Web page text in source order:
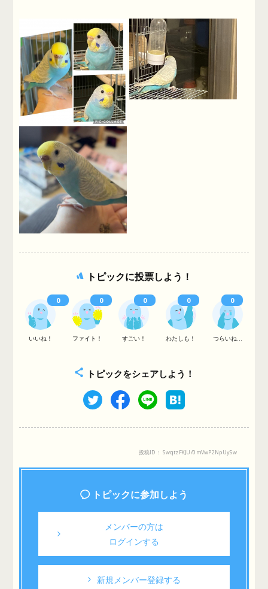
トピックに投票しよう！
いいね！ ファイト！ すごい！ わたしも！ つらいね...
0 0 0 0 0
トピックをシェアしよう！
投稿ID： SwqtzFKJU/0mVwP2NpUy5w
トピックに参加しよう
メンバーの方は
ログインする
新規メンバー登録する